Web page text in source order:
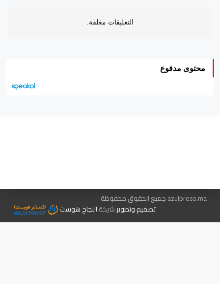
التعليقات مغلقة.
محتوى مدفوع
azulpress.ma جميع الحقوق محفوظة
تصميم وتطويرشركةالنجاح هوست